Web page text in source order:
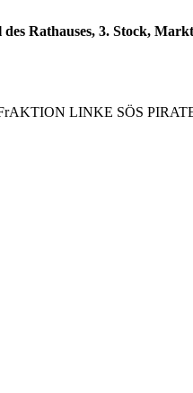
Rathauses, 3. Stock,
LINKE SÖS